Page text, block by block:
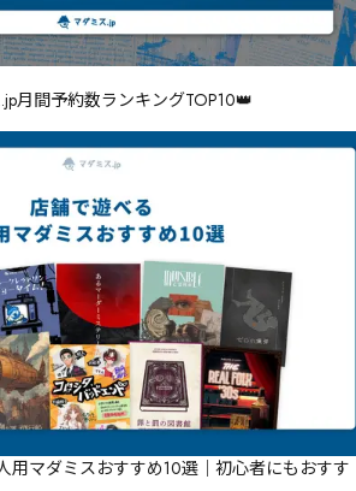
月間予約数ランキングTOP10👑
用マダミスおすすめ10選｜初心者にもおすす